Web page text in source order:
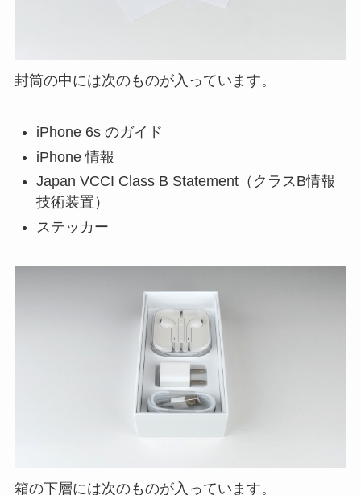
封筒の中には次のものが入っています。
iPhone 6s のガイド
iPhone 情報
Japan VCCI Class B Statement（クラスB情報
技術装置）
ステッカー
箱の下層には次のものが入っています。